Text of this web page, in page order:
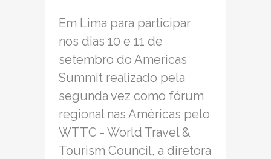
Em Lima para participar
nos dias 10 e 11 de
setembro do Americas
Summit realizado pela
segunda vez como fórum
regional nas Américas pelo
WTTC - World Travel &
Tourism Council, a diretora